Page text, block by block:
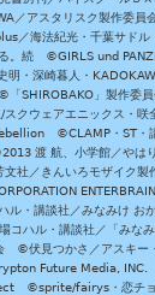
／アスタリスク製作委員
海法紀光・千葉サドル
る。続 ©GIRLS und
・深崎暮人・
SHIROBAKO」製作委員
クウェアエニックス・咲
©CLAMP・ST・講
渡 航、小学館／やはり
社／きんいろモザイク製
・講談社／みなみけ お
ハル・講談社／「みな
©伏見つかさ／アスキー
Future Media,
©sprite/fairys・恋チョ